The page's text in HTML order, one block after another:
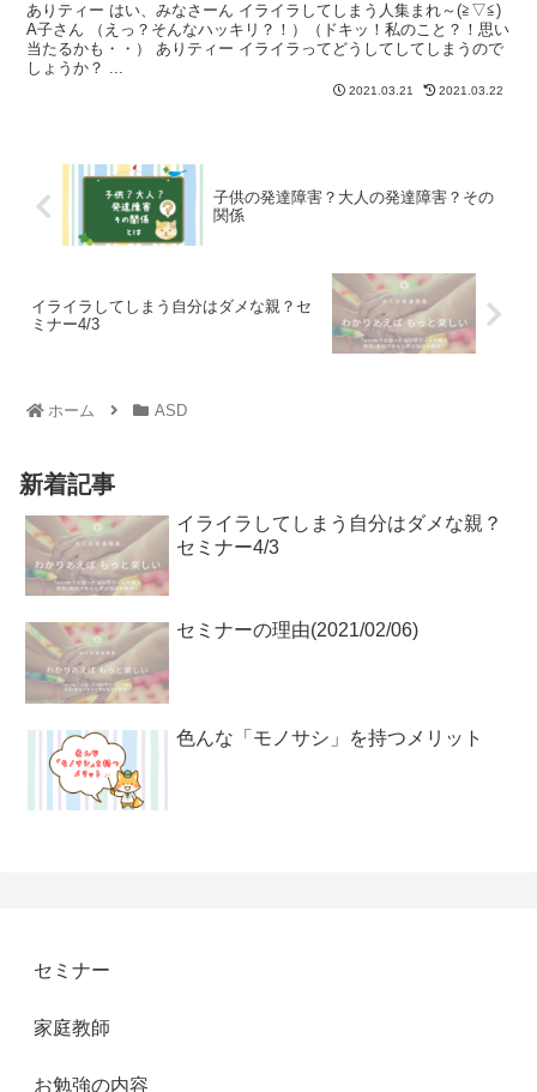
ありティー はい、みなさーん イライラしてしまう人集まれ～(≧▽≦)
A子さん （えっ？そんなハッキリ？！）（ドキッ！私のこと？！思い
当たるかも・・） ありティー イライラってどうしてしてしまうので
しょうか？ ...
2021.03.21 2021.03.22
子供の発達障害？大人の発達障害？その
関係
イライラしてしまう自分はダメな親？セ
ミナー4/3
ホーム ASD
新着記事
イライラしてしまう自分はダメな親？
セミナー4/3
セミナーの理由(2021/02/06)
色んな「モノサシ」を持つメリット
セミナー
家庭教師
お勉強の内容